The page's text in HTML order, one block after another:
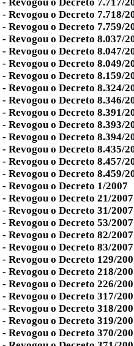
- Revogou o Decreto 7.718/
- Revogou o Decreto 7.759/
- Revogou o Decreto 8.037/
- Revogou o Decreto 8.047/
- Revogou o Decreto 8.049/
- Revogou o Decreto 8.159/
- Revogou o Decreto 8.324/
- Revogou o Decreto 8.346/
- Revogou o Decreto 8.391/
- Revogou o Decreto 8.393/
- Revogou o Decreto 8.394/
- Revogou o Decreto 8.435/
- Revogou o Decreto 8.457/
- Revogou o Decreto 8.459/
- Revogou o Decreto 1/2007
- Revogou o Decreto 21/2007
- Revogou o Decreto 31/2007
- Revogou o Decreto 53/2007
- Revogou o Decreto 82/2007
- Revogou o Decreto 83/2007
- Revogou o Decreto 129/
- Revogou o Decreto 218/
- Revogou o Decreto 226/
- Revogou o Decreto 317/
- Revogou o Decreto 318/
- Revogou o Decreto 319/
- Revogou o Decreto 370/